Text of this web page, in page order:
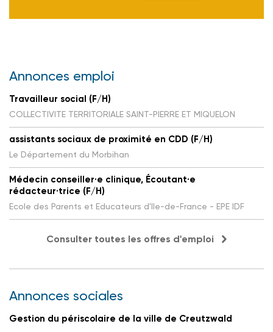
Annonces emploi
Travailleur social (F/H)
COLLECTIVITE TERRITORIALE SAINT-PIERRE ET MIQUELON
assistants sociaux de proximité en CDD (F/H)
Le Département du Morbihan
Médecin conseiller·e clinique, Écoutant·e
rédacteur·trice (F/H)
Ecole des Parents et Educateurs d'Ile-de-France - EPE IDF
Consulter toutes les offres d'emploi
Annonces sociales
Gestion du périscolaire de la ville de Creutzwald